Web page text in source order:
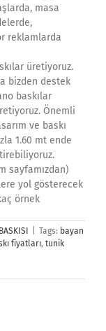
masa
reklamlarda
üretiyoruz.
bizden destek
baskılar
Önemli
ve baskı
1.60 mt ende
sayfamızdan)
yol gösterecek
örnek
Tags: bayan
fiyatları, tunik